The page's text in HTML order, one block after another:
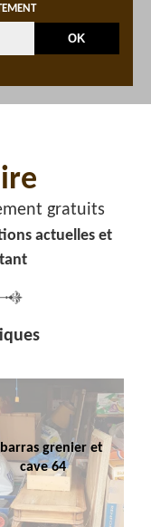
gratuits
actuelles et
grenier et
cave 64